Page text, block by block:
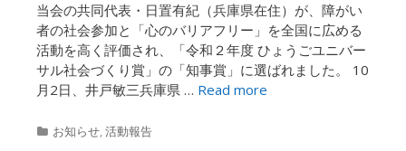
当会の共同代表・日置有紀（兵庫県在住）が、障がい
者の社会参加と「心のバリアフリー」を全国に広める
活動を高く評価され、「令和２年度 ひょうごユニバー
サル社会づくり賞」の「知事賞」に選ばれました。 10
月2日、井戸敏三兵庫県 … Read more
Categories
お知らせ,活動報告